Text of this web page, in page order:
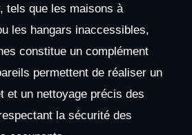
tels que les maisons à
les hangars inaccessibles,
constitue un complément
permettent de réaliser un
et un nettoyage précis des
la sécurité des